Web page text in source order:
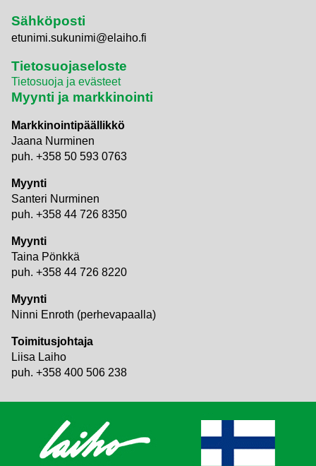
Sähköposti
etunimi.sukunimi@elaiho.fi
Tietosuojaseloste
Tietosuoja ja evästeet
Myynti ja markkinointi
Markkinointipäällikkö
Jaana Nurminen
puh. +358 50 593 0763
Myynti
Santeri Nurminen
puh. +358 44 726 8350
Myynti
Taina Pönkkä
puh. +358 44 726 8220
Myynti
Ninni Enroth (perhevapaalla)
Toimitusjohtaja
Liisa Laiho
puh. +358 400 506 238